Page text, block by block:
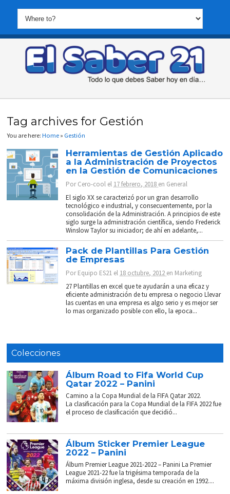
Tag archives for Gestión
You are here:Home » Gestión
Herramientas de Gestión Aplicado
a la Administración de Proyectos
en la Gestión de Comunicaciones
PorCero-cool el 17 febrero, 2018 en General
El siglo XX se caracterizó por un gran desarrollo
tecnológico e industrial, y consecuentemente, por la
consolidación de la Administración. A principios de este
siglo surge la administración científica, siendo Frederick
Winslow Taylor su iniciador; de ahí en adelante,...
Pack de Plantillas Para Gestión
de Empresas
PorEquipo ES21 el 18 octubre, 2012 en Marketing
27 Plantillas en excel que te ayudarán a una eficaz y
eficiente administración de tu empresa o negocio Llevar
las cuentas en una empresa es algo serio y es mejor ser
lo mas organizado posible con ello, la epoca...
Colecciones
Álbum Road to Fifa World Cup
Qatar 2022 – Panini
Camino a la Copa Mundial de la FIFA Qatar 2022.
La clasificación para la Copa Mundial de la FIFA 2022 fue
el proceso de clasificación que decidió...
Álbum Sticker Premier League
2022 – Panini
Álbum Premier League 2021-2022 – Panini La Premier
League 2021-22 fue la trigésima temporada de la
máxima división inglesa, desde su creación en 1992....